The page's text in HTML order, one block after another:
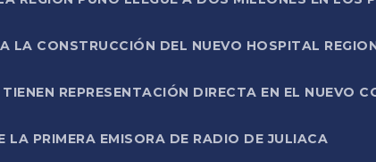
LA CONSTRUCCIÓN DEL NUEVO HOSPITAL
REPRESENTACIÓN DIRECTA EN EL NUEVO
PRIMERA EMISORA DE RADIO DE JULIACA